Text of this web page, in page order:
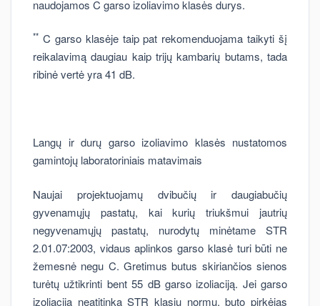
naudojamos C garso izoliavimo klasės durys.
** C garso klasėje taip pat rekomenduojama taikyti šį
reikalavimą daugiau kaip trijų kambarių butams, tada
ribinė vertė yra 41 dB.
Langų ir durų garso izoliavimo klasės nustatomos
gamintojų laboratoriniais matavimais
Naujai projektuojamų dvibučių ir daugiabučių
gyvenamųjų pastatų, kai kurių triukšmui jautrių
negyvenamųjų pastatų, nurodytų minėtame STR
2.01.07:2003, vidaus aplinkos garso klasė turi būti ne
žemesnė negu C. Gretimus butus skiriančios sienos
turėtų užtikrinti bent 55 dB garso izoliaciją. Jei garso
izoliacija neatitinka STR klasių normų, buto pirkėjas